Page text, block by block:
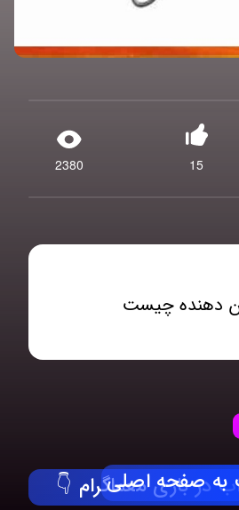
2380 15
دهنده چیست
در بازی معماگرام 👇
به صفحه اصلی